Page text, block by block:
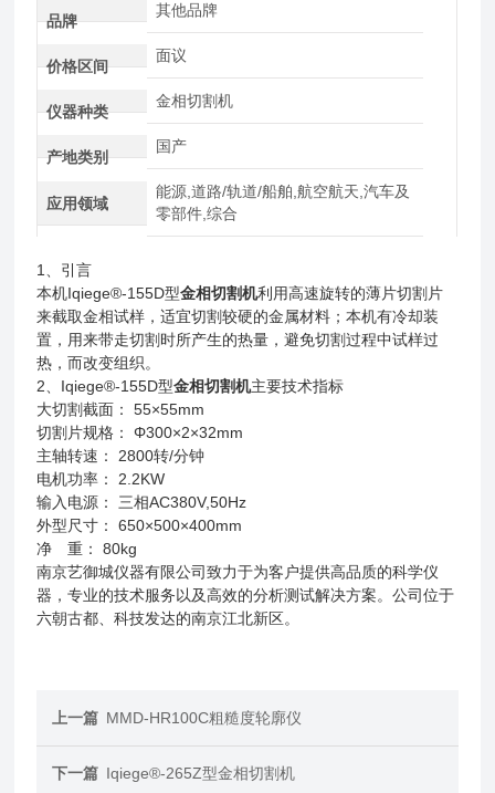
品牌
其他品牌
价格区间
面议
仪器种类
金相切割机
产地类别
国产
应用领域
能源,道路/轨道/船舶,航空航天,汽车及
零部件,综合
1、引言
本机Iqiege®-155D型金相切割机利用高速旋转的薄片切割片
来截取金相试样，适宜切割较硬的金属材料；本机有冷却装
置，用来带走切割时所产生的热量，避免切割过程中试样过
热，而改变组织。
2、Iqiege®-155D型金相切割机主要技术指标
大切割截面： 55×55mm
切割片规格： Φ300×2×32mm
主轴转速： 2800转/分钟
电机功率： 2.2KW
输入电源： 三相AC380V,50Hz
外型尺寸： 650×500×400mm
净 重： 80kg
南京艺御城仪器有限公司致力于为客户提供高品质的科学仪
器，专业的技术服务以及高效的分析测试解决方案。公司位于
六朝古都、科技发达的南京江北新区。
上一篇 MMD-HR100C粗糙度轮廓仪
下一篇 Iqiege®-265Z型金相切割机